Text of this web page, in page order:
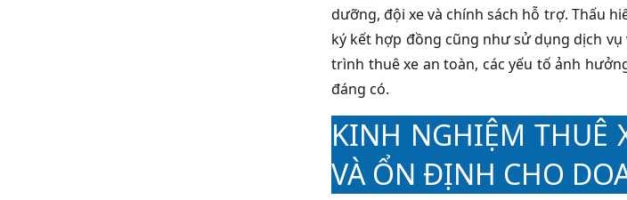
dưỡng, đội xe và chính sách hỗ trợ. Thấu
ký kết hợp đồng cũng như sử dụng dịch vụ
trình thuê xe an toàn, các yếu tố ảnh
đáng có.
KINH NGHIỆM THUÊ
VÀ ỔN ĐỊNH CHO